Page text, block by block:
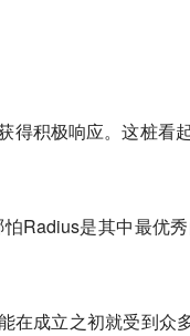
得积极响应。这桩看
Radius是其中最优
在成立之初就受到众